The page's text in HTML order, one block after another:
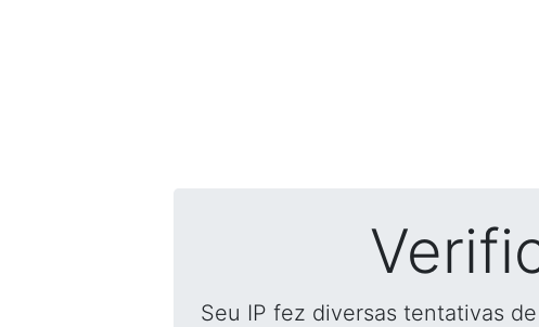
Seu IP fez diversas tentativas